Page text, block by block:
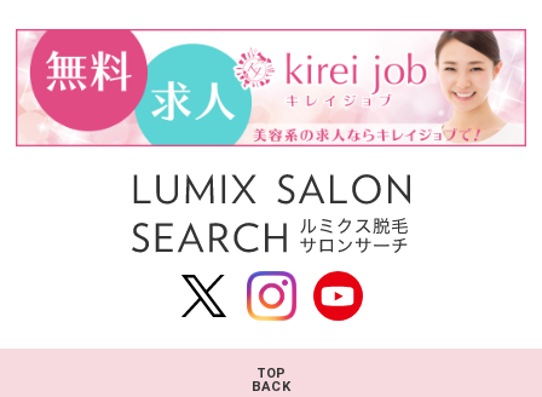
TOP
BACK